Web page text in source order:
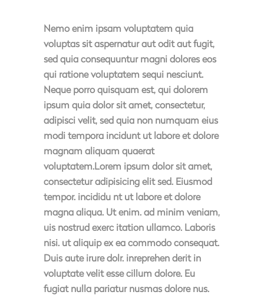
Nemo enim ipsam voluptatem quia
voluptas sit aspernatur aut odit aut fugit,
sed quia consequuntur magni dolores eos
qui ratione voluptatem sequi nesciunt.
Neque porro quisquam est, qui dolorem
ipsum quia dolor sit amet, consectetur,
adipisci velit, sed quia non numquam eius
modi tempora incidunt ut labore et dolore
magnam aliquam quaerat
voluptatem.Lorem ipsum dolor sit amet,
consectetur adipisicing elit sed. Eiusmod
tempor. incididu nt ut labore et dolore
magna aliqua. Ut enim. ad minim veniam,
uis nostrud exerc itation ullamco. Laboris
nisi. ut aliquip ex ea commodo consequat.
Duis aute irure dolr. inreprehen derit in
voluptate velit esse cillum dolore. Eu
fugiat nulla pariatur nusmas dolore nus.